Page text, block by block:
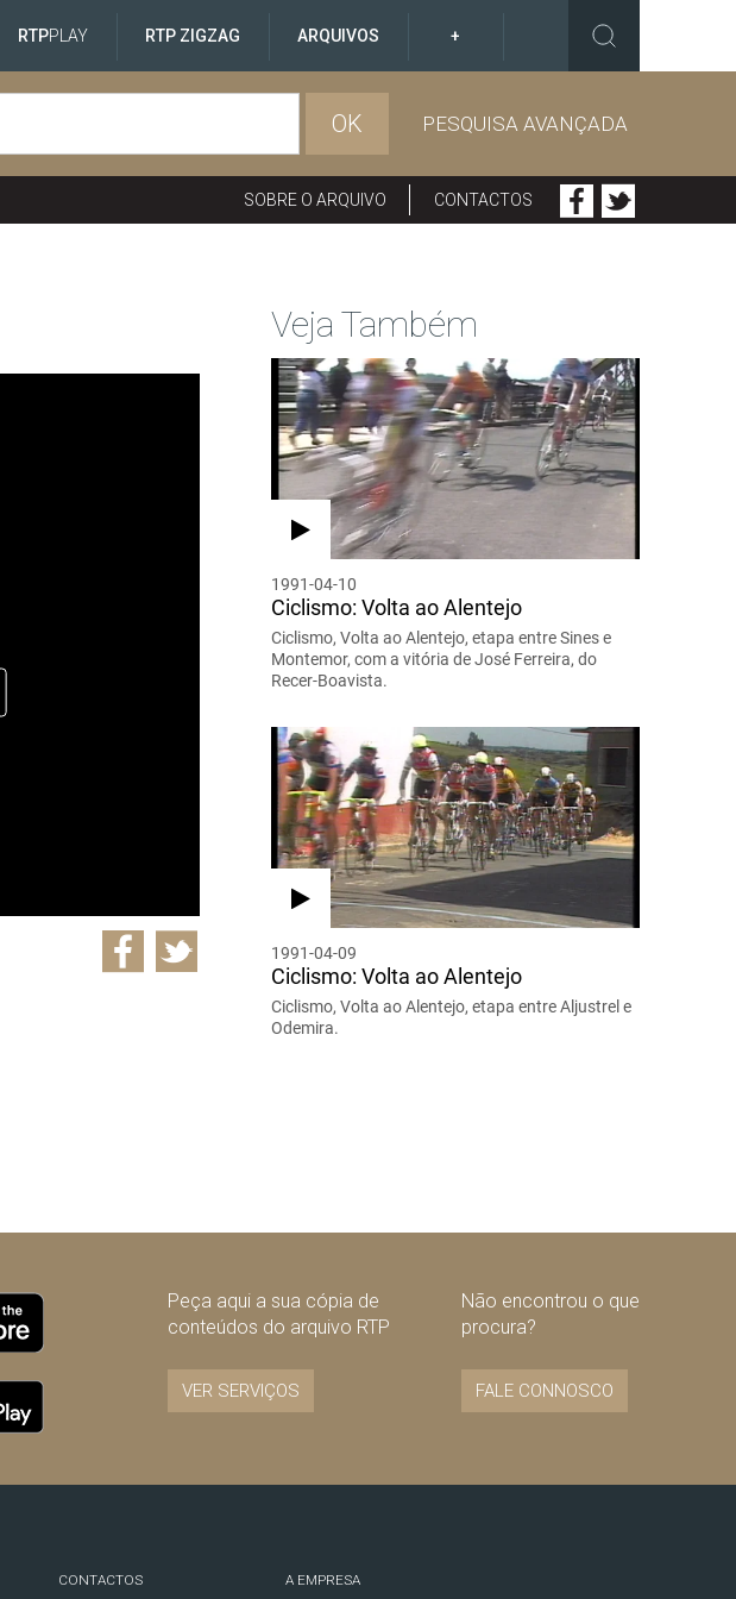
RTPPLAY RTP ZIGZAG ARQUIVOS +
OK PESQUISA AVANÇADA
SOBRE O ARQUIVO CONTACTOS
Veja Também
1991-04-10
Ciclismo: Volta ao Alentejo
Ciclismo, Volta ao Alentejo, etapa entre Sines e
Montemor, com a vitória de José Ferreira, do
Recer-Boavista.
1991-04-09
Ciclismo: Volta ao Alentejo
Ciclismo, Volta ao Alentejo, etapa entre Aljustrel e
Odemira.
Peça aqui a sua cópia de
conteúdos do arquivo RTP
VER SERVIÇOS
Não encontrou o que
procura?
FALE CONNOSCO
CONTACTOS
A EMPRESA